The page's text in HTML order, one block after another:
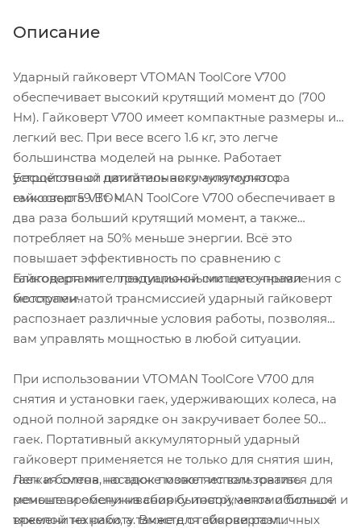
Описание
Ударный гайковерт VTOMAN ToolCore V700
обеспечивает высокий крутящий момент до (700
Нм). Гайковерт V700 имеет компактные размеры и
легкий вес. При весе всего 1.6 кг, это легче
большинства моделей на рынке. Работает
устройство от литий-ионного аккумулятора
емкостью 59 Вт· ч.
Бесщеточный двигатель аккумуляторного
гайковерта VTOMAN ToolCore V700 обеспечивает в
два раза больший крутящий момент, а также
потребляет на 50% меньше энергии. Всё это
повышает эффективность по сравнению с
гайковертами с традиционными щеточными
моторами.
Благодаря интеллектуальной системе управления с
бесступенчатой трансмиссией ударный гайковерт
распознает различные условия работы, позволяя
вам управлять мощностью в любой ситуации.
При использовании VTOMAN ToolCore V700 для
снятия и установки гаек, удерживающих колеса, на
одной полной зарядке он закручивает более 50
гаек. Портативный аккумуляторный ударный
гайковерт применяется не только для снятия шин,
гаек и болтов, но также может использоваться для
ремонта и обслуживания бытовой, автомобильной и
тяжелой техники, а также для сборки различных
Легкая смена насадок позволяет вам тратить
меньше времени на сборку инструмента и больше
времени на работу. Вместе с гайковертом